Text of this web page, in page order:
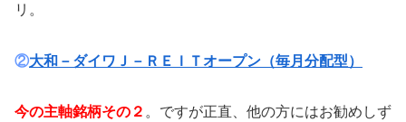
リ。
②大和－ダイワＪ－ＲＥＩＴオープン（毎月分配型）
今の主軸銘柄その２ 。ですが正直、他の方にはお勧めしず